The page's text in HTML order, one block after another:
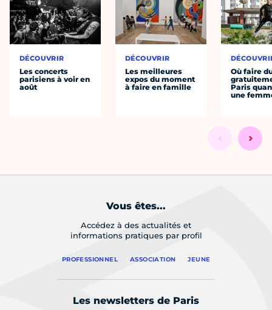
DÉCOUVRIR
Les concerts
parisiens à voir en
août
DÉCOUVRIR
Les meilleures
expos du moment
à faire en famille
Où faire
Paris
une
Vous êtes...
Accédez à des actualités et
informations pratiques par profil
PROFESSIONNEL ASSOCIATION JEUNE
Les newsletters de Paris